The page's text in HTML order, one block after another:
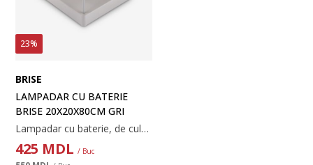
23%
BRISE
LAMPADAR CU BATERIE
BRISE 20X20X80CM GRI
Lampadar cu baterie, de culoare gri, cu un design modern. Construcția fără fir permite să îl așezați oriunde în grădină sau pe terasă pentru a crea o lumină de atmosferă. Dispune de un LED încorporat și temporizator. 20x20x80 cm
425 MDL / Buc